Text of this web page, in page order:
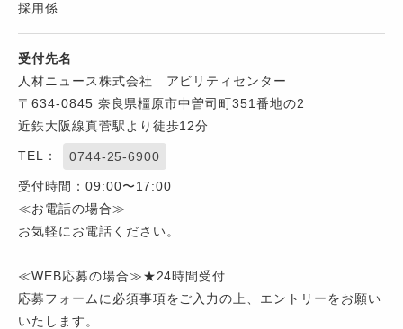
採用係
受付先名
人材ニュース株式会社 アビリティセンター
〒634-0845 奈良県橿原市中曽司町351番地の2
近鉄大阪線真菅駅より徒歩12分
TEL： 0744-25-6900
受付時間：09:00〜17:00
≪お電話の場合≫
お気軽にお電話ください。
≪WEB応募の場合≫★24時間受付
応募フォームに必須事項をご入力の上、エントリーをお願い
いたします。